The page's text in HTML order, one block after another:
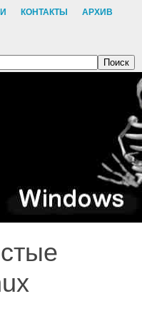
КОНТАКТЫ АРХИВ
Поиск